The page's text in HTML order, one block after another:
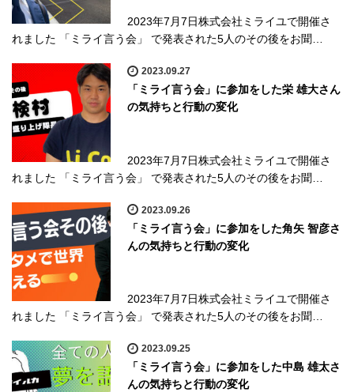
2023年7月7日株式会社ミライユで開催さ
れました 「ミライ言う会」 で発表された5人のその後をお聞…
2023.09.27
「ミライ言う会」に参加をした栄 雄大さん
の気持ちと行動の変化
2023年7月7日株式会社ミライユで開催さ
れました 「ミライ言う会」 で発表された5人のその後をお聞…
2023.09.26
「ミライ言う会」に参加をした角矢 智彦さ
んの気持ちと行動の変化
2023年7月7日株式会社ミライユで開催さ
れました 「ミライ言う会」 で発表された5人のその後をお聞…
2023.09.25
「ミライ言う会」に参加をした中島 雄太さ
んの気持ちと行動の変化